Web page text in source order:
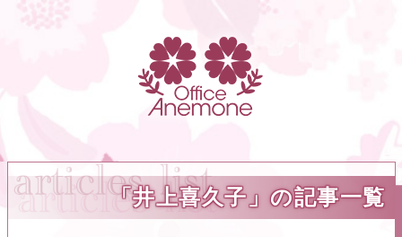
「井上喜久子」の記事一覧